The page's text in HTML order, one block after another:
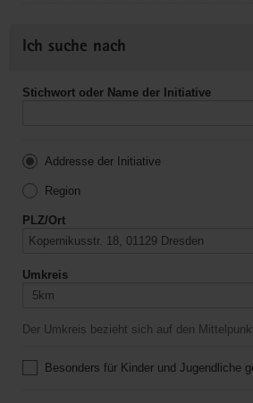
Ich suche nach
Stichwort oder Name der Initiative
Addresse der Initiative
Region
PLZ/Ort
Umkreis
Der Umkreis bezieht sich auf den
Besonders für Kinder und Jugendliche